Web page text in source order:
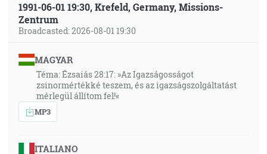
1991-06-01 19:30, Krefeld, Germany, Missions-
Zentrum
Broadcasted: 2026-08-01 19:30
MAGYAR
Téma: Ézsaiás 28:17: »Az Igazságosságot
zsinormértékké teszem, és az igazságszolgáltatást
mérlegül állítom fel!«
MP3
ITALIANO